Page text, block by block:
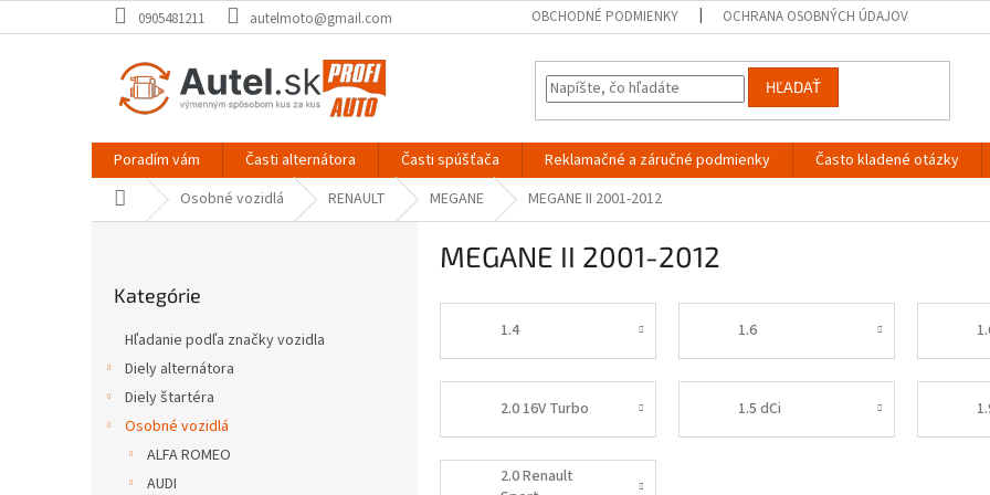
na
0905481211 autelmoto@gmail.com OBCHODNÉ PODMIENKY OCHRANA OSOBNÝCH ÚDAJOV
HĽADAŤ
Poradím vám Časti alternátora Časti spúšťača Reklamačné a záručné podmienky Často kladené otázky
Domov Osobné vozidlá RENAULT MEGANE MEGANE II 2001-2012
kategórie
Kategórie
Hľadanie podľa značky vozidla
Diely alternátora
Diely štartéra
Osobné vozidlá
ALFA ROMEO
AUDI
MEGANE II 2001-2012
1.4 1.6
2.0 16V Turbo 1.5 dCi
2.0 Renault